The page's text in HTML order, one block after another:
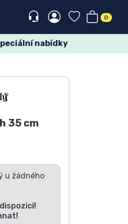
0
nabídky
35 cm
u žádného